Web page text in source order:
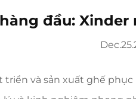
đầu: Xinder
và sản xuất ghế